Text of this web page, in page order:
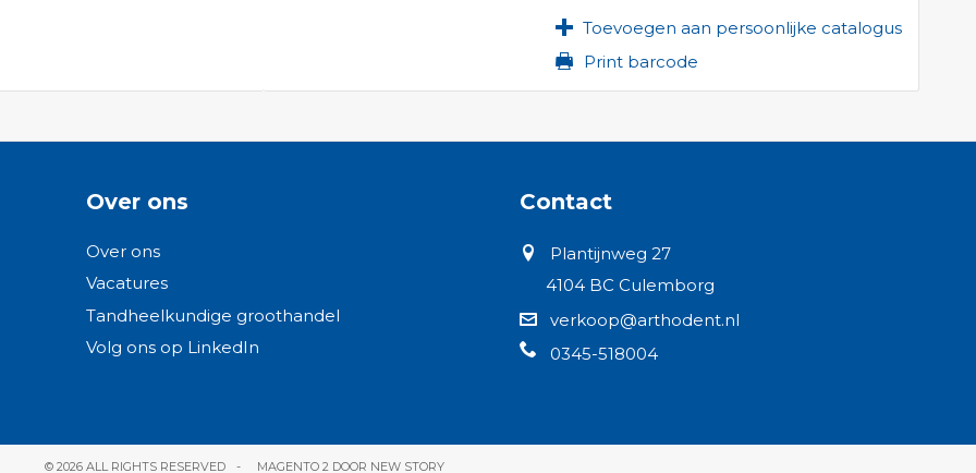
Toevoegen aan persoonlijke catalogus
Print barcode
Over ons
Over ons
Vacatures
Tandheelkundige groothandel
Volg ons op LinkedIn
Contact
Plantijnweg 27
4104 BC Culemborg
verkoop@arthodent.nl
0345-518004
© 2026 ALL RIGHTS RESERVED MAGENTO 2 DOOR NEW STORY